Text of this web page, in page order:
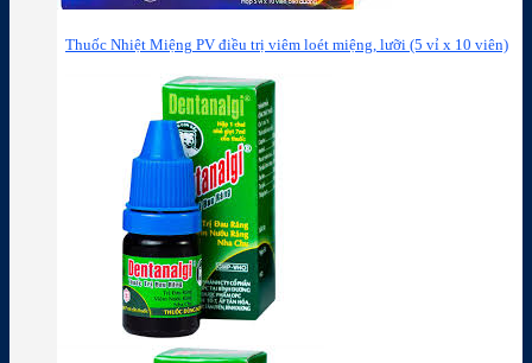
Thuốc Nhiệt Miệng PV điều trị viêm loét miệng, lưỡi (5 vỉ x 10 viên)